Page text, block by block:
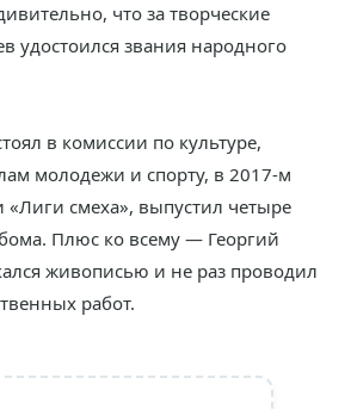
что за творческие
удостоился звания народного
в комиссии по культуре,
молодежи и спорту, в 2017-м
смеха», выпустил четыре
Плюс ко всему — Георгий
живописью и не раз проводил
работ.